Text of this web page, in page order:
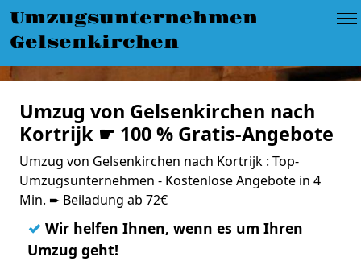
Umzugsunternehmen
Gelsenkirchen
Umzug von Gelsenkirchen nach
Kortrijk ☛ 100 % Gratis-Angebote
Umzug von Gelsenkirchen nach Kortrijk : Top-
Umzugsunternehmen - Kostenlose Angebote in 4
Min. ➨ Beiladung ab 72€
✓ Wir helfen Ihnen, wenn es um Ihren
Umzug geht!